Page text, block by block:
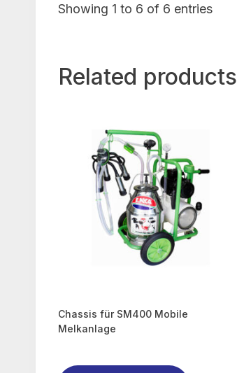
Showing 1 to 6 of 6 entries
Related products
Chassis für SM400 Mobile
Melkanlage